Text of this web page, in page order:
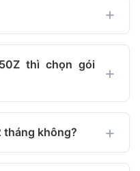
thì chọn gói
tháng không?